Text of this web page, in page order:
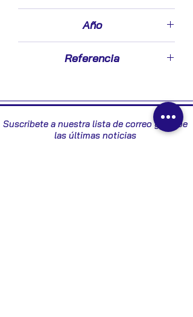
Año
Referencia
Suscribete a nuestra lista de correo y recibe
las últimas noticias